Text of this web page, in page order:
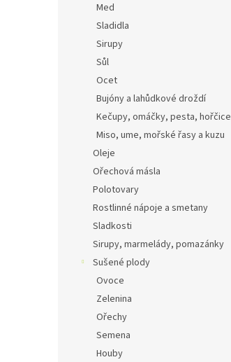
Med
Sladidla
Sirupy
Sůl
Ocet
Bujóny a lahůdkové droždí
Kečupy, omáčky, pesta, hořčice
Miso, ume, mořské řasy a kuzu
Oleje
Ořechová másla
Polotovary
Rostlinné nápoje a smetany
Sladkosti
Sirupy, marmelády, pomazánky
Sušené plody
Ovoce
Zelenina
Ořechy
Semena
Houby